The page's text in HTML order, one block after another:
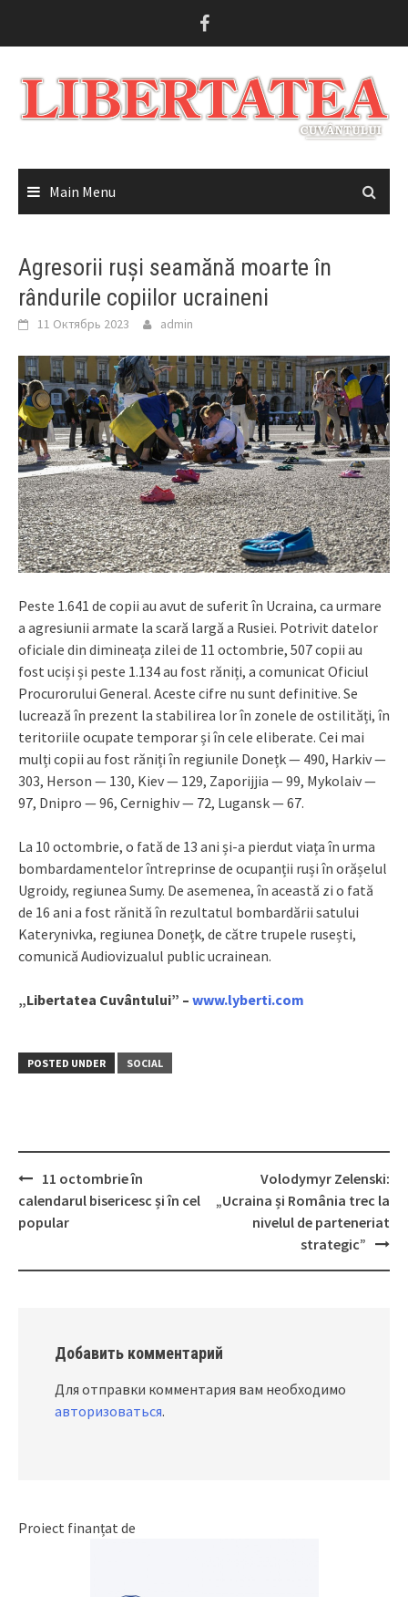
Main Menu
Agresorii ruși seamănă moarte în
rândurile copiilor ucraineni
11 Октябрь 2023 admin
Peste 1.641 de copii au avut de suferit în Ucraina, ca urmare
a agresiunii armate la scară largă a Rusiei. Potrivit datelor
oficiale din dimineața zilei de 11 octombrie, 507 copii au
fost uciși și peste 1.134 au fost răniți, a comunicat Oficiul
Procurorului General. Aceste cifre nu sunt definitive. Se
lucrează în prezent la stabilirea lor în zonele de ostilități, în
teritoriile ocupate temporar și în cele eliberate. Cei mai
mulți copii au fost răniți în regiunile Donețk — 490, Harkiv —
303, Herson — 130, Kiev — 129, Zaporijjia — 99, Mykolaiv —
97, Dnipro — 96, Cernighiv — 72, Lugansk — 67.
La 10 octombrie, o fată de 13 ani și-a pierdut viața în urma
bombardamentelor întreprinse de ocupanții ruși în orășelul
Ugroidy, regiunea Sumy. De asemenea, în această zi o fată
de 16 ani a fost rănită în rezultatul bombardării satului
Katerynivka, regiunea Donețk, de către trupele rusești,
comunică Audiovizualul public ucrainean.
„Libertatea Cuvântului” – www.lyberti.com
POSTED UNDER SOCIAL
Post
navigation
11 octombrie în
calendarul bisericesc și în cel
popular
Volodymyr Zelenski:
„Ucraina și România trec la
nivelul de parteneriat
strategic”
Добавить комментарий
Для отправки комментария вам необходимо
авторизоваться.
Proiect finanțat de